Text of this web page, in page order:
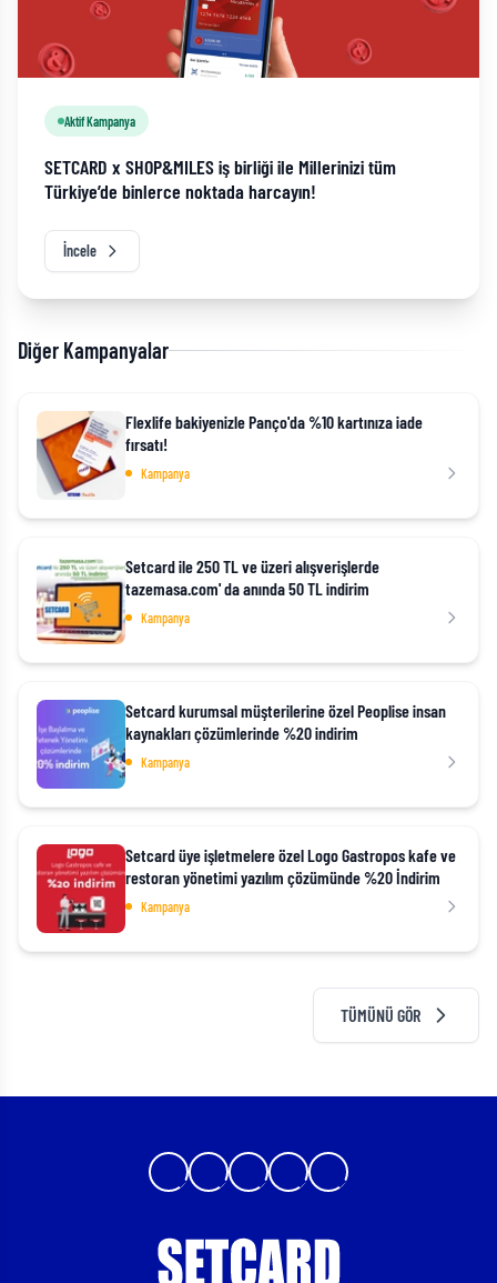
Aktif Kampanya
SETCARD x SHOP&MILES iş birliği ile Millerinizi tüm
Türkiye’de binlerce noktada harcayın!
İncele
Diğer Kampanyalar
Flexlife bakiyenizle Panço'da %10 kartınıza iade
fırsatı!
Kampanya
Setcard ile 250 TL ve üzeri alışverişlerde
tazemasa.com' da anında 50 TL indirim
Kampanya
Setcard kurumsal müşterilerine özel Peoplise insan
kaynakları çözümlerinde %20 indirim
Kampanya
Setcard üye işletmelere özel Logo Gastropos kafe ve
restoran yönetimi yazılım çözümünde %20 İndirim
Kampanya
TÜMÜNÜ GÖR